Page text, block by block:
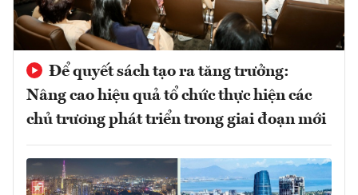
Để quyết sách tạo ra tăng trưởng:
Nâng cao hiệu quả tổ chức thực hiện các
chủ trương phát triển trong giai đoạn mới